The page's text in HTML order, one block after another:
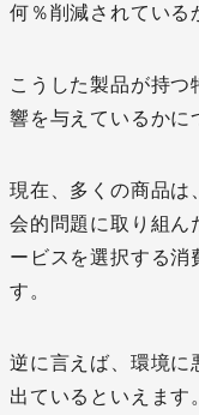
何％削減されている
こうした製品が持
響を与えているかに
現在、多くの商品は
会的問題に取り組ん
ービスを選択する消
す。
逆に言えば、環境に
出ているといえます